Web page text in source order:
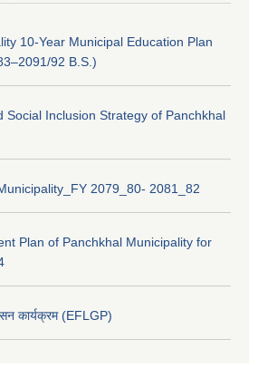
10-Year Municipal Education Plan
92 B.S.)
Social Inclusion Strategy of Panchkhal
2079_80- 2081_82
Plan of Panchkhal Municipality for
कार्यक्रम (EFLGP)